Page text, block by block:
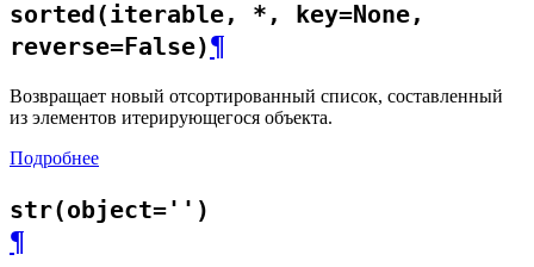
sorted(iterable, *, key=None,
reverse=False)¶
Возвращает новый отсортированный список, составленный
из элементов итерирующегося объекта.
Подробнее
str(object='')
¶